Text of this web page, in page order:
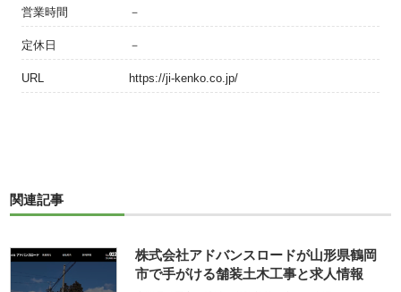
営業時間 －
定休日 －
URL https://ji-kenko.co.jp/
関連記事
株式会社アドバンスロードが山形県鶴岡
市で手がける舗装土木工事と求人情報